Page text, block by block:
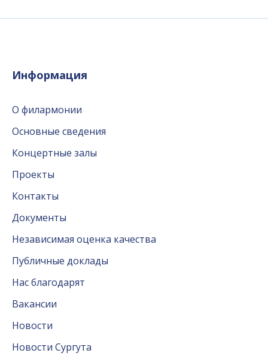
Информация
О филармонии
Основные сведения
Концертные залы
Проекты
Контакты
Документы
Независимая оценка качества
Публичные доклады
Нас благодарят
Вакансии
Новости
Новости Сургута